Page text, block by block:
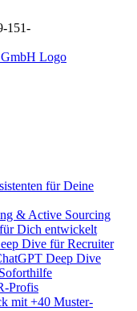
151-
für Deine
& Active Sourcing
Dich entwickelt
Dive für Recruiter
Deep Dive
Profis
mit +40 Muster-